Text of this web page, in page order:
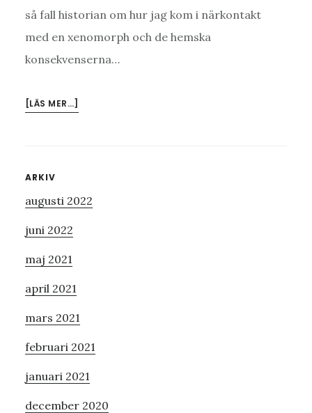
så fall historian om hur jag kom i närkontakt
med en xenomorph och de hemska
konsekvenserna…
[LÄS MER…]
NÄSTAN
EN
I
BARCELONA
Primärt
sidofält
ARKIV
augusti 2022
juni 2022
maj 2021
april 2021
mars 2021
februari 2021
januari 2021
december 2020